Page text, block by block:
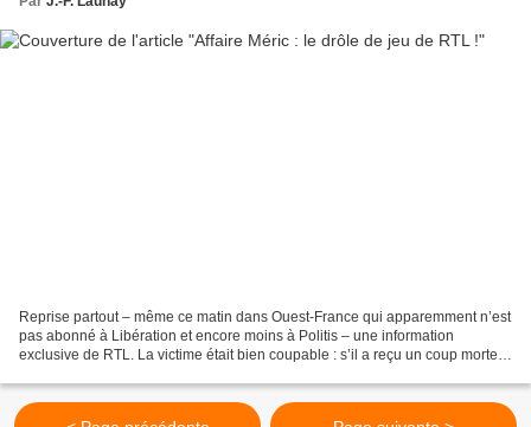
Reprise partout – même ce matin dans Ouest-France qui apparemment n’est
pas abonné à Libération et encore moins à Politis – une information
exclusive de RTL. La victime était bien coupable : s’il a reçu un coup mortel,